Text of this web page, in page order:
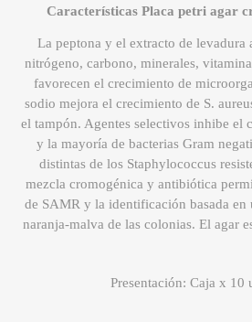
Características Placa petri agar
La peptona y el extracto de levadura
nitrógeno, carbono, minerales,
favorecen el crecimiento de
sodio mejora el crecimiento de S.
el tampón. Agentes selectivos inhibe el
y la mayoría de bacterias Gram
distintas de los Staphylococcus
mezcla cromogénica y antibiótica
de SAMR y la identificación basada
naranja-malva de las colonias. El agar
Presentación: Caja x 10